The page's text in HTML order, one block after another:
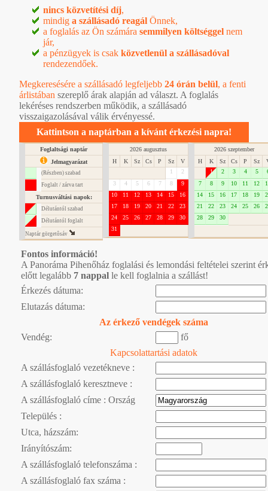
nincs közvetítési díj,
mindig a szállásadó reagál Önnek,
a foglalás az Ön számára semmilyen költséggel nem
jár,
a pénzügyek is csak közvetlenül a szállásadóval
rendezendőek.
Megkeresésére a szállásadó legfeljebb 24 órán belül, a fenti
árlistában szereplő árak alapján ad választ. A foglalás
lekéréses rendszerben működik, a szállásadó
visszaigazolásával válik érvényessé.
Kattintson a naptárban a kívánt érkezési napra!
Foglaltsági naptár
Jelmagyarázat
(Részben) szabad
Foglalt / zárva tart
Turnusváltási napok:
Délutántól szabad
Délutántól foglalt
Naptár görgetôsáv
2026 augusztus
H
K Sz Cs P Sz
V
1
2
3
4 5 6 7 8
9
10
11 12 13 14 15
16
17
18 19 20 21 22
23
24
25 26 27 28 29
30
31
2026 szeptember
H
K Sz Cs P Sz
1
2 3 4 5
7
8 9 10 11 12
14
15 16 17 18 19
21
22 23 24 25 26
28
29 30
Fontos információ!
A Panoráma Pihenőház foglalási és lemondási feltételei szerint
előtt legalább 7 nappal le kell foglalnia a szállást!
Érkezés dátuma:
Elutazás dátuma:
Az érkező vendégek száma
Vendég:
fő
Kapcsolattartási adatok
A szállásfoglaló vezetékneve :
A szállásfoglaló keresztneve :
A szállásfoglaló címe : Ország
Település :
Utca, házszám:
Irányítószám:
A szállásfoglaló telefonszáma :
A szállásfoglaló fax száma :